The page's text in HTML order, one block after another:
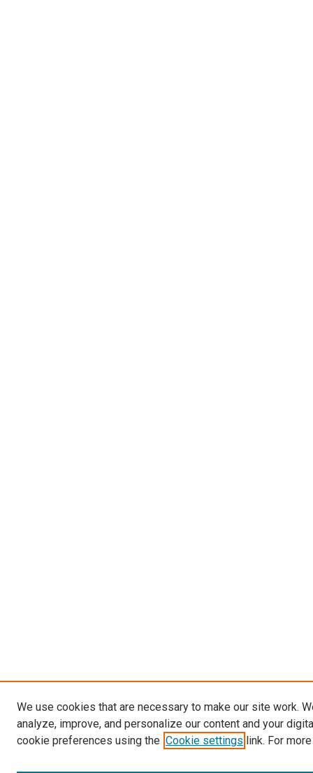
We use cookies that are necessary to make our site work.
analyze, improve, and personalize our content and your
cookie preferences using the Cookie settings link. For